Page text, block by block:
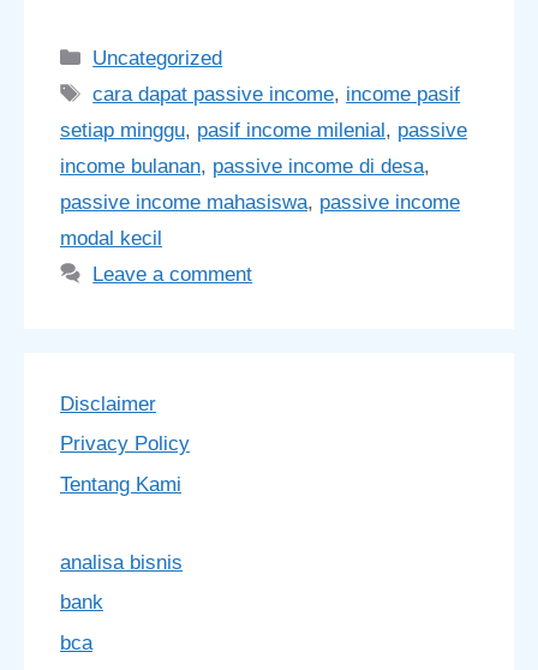
Categories
Uncategorized
Tags
cara dapat passive income, income pasif
setiap minggu, pasif income milenial, passive
income bulanan, passive income di desa,
passive income mahasiswa, passive income
modal kecil
Leave a comment
Disclaimer
Privacy Policy
Tentang Kami
analisa bisnis
bank
bca